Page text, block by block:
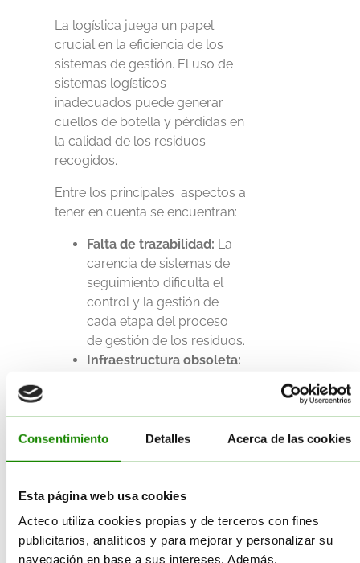
Consentimiento Detalles Acerca de las cookies
Esta página web usa cookies
Acteco utiliza cookies propias y de terceros con fines
publicitarios, analíticos y para mejorar y personalizar su
navegación en base a sus intereses. Además,
La logística juega un papel
crucial en la eficiencia de los
sistemas de gestión. El uso de
sistemas logísticos
inadecuados puede generar
cuellos de botella y pérdidas en
la calidad de los residuos
recogidos.
Entre los principales aspectos a
tener en cuenta se encuentran:
Falta de trazabilidad: La
carencia de sistemas de
seguimiento dificulta el
control y la gestión de
cada etapa del proceso
de gestión de los residuos.
Infraestructura obsoleta:
mejorar los indicadores de
sostenibilidad
recogida de residuos
puede incrementar el
consumo de combustible
y las emisiones